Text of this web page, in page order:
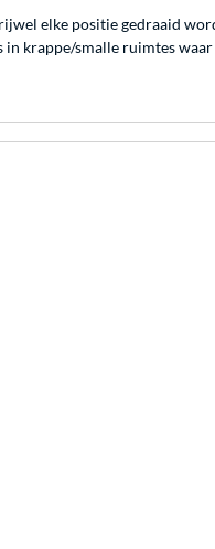
elke positie gedraaid
krappe/smalle ruimtes